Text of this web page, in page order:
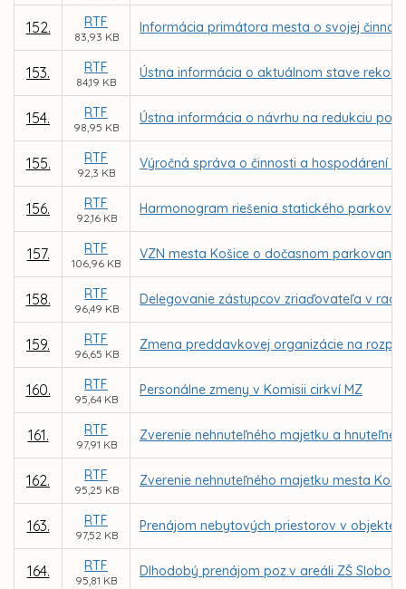
152. RTF
83,93 KB
Informácia primátora mesta o svojej
153. RTF
84,19 KB
Ústna informácia o aktuálnom stave
154. RTF
98,95 KB
Ústna informácia o návrhu na redukciu
155. RTF
92,3 KB
Výročná správa o činnosti a hospodárení
156. RTF
92,16 KB
Harmonogram riešenia statického
157. RTF
106,96 KB
VZN mesta Košice o dočasnom parkovaní
158. RTF
96,49 KB
Delegovanie zástupcov zriaďovateľa v
159. RTF
96,65 KB
Zmena preddavkovej organizácie na
160. RTF
95,64 KB
Personálne zmeny v Komisii cirkví MZ
161. RTF
97,91 KB
Zverenie nehnuteľného majetku a
162. RTF
95,25 KB
Zverenie nehnuteľného majetku mesta
163. RTF
97,52 KB
Prenájom nebytových priestorov v objekte
164. RTF
95,81 KB
Dlhodobý prenájom poz.v areáli ZŠ